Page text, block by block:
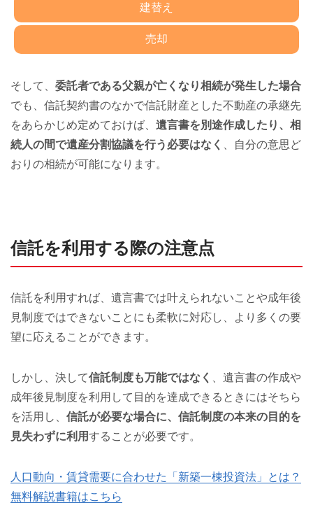
建替え
売却
そして、 委託者である父親が亡くなり相続が発生した場合
でも、信託契約書のなかで信託財産とした不動産の承継先
をあらかじめ定めておけば、 遺言書を別途作成したり、相
続人の間で遺産分割協議を行う必要はなく
、自分の意思ど
おりの相続が可能になります。
信託を利用する際の注意点
信託を利用すれば、遺言書では叶えられないことや成年後
見制度ではできないことにも柔軟に対応し、より多くの要
望に応えることができます。
しかし、決して信託制度も万能ではなく
、遺言書の作成や
成年後見制度を利用して目的を達成できるときにはそちら
を活用し、 信託が必要な場合に、信託制度の本来の目的を
見失わずに利用することが必要です。
人口動向・賃貸需要に合わせた「新築一棟投資法」とは？
無料解説書籍はこちら